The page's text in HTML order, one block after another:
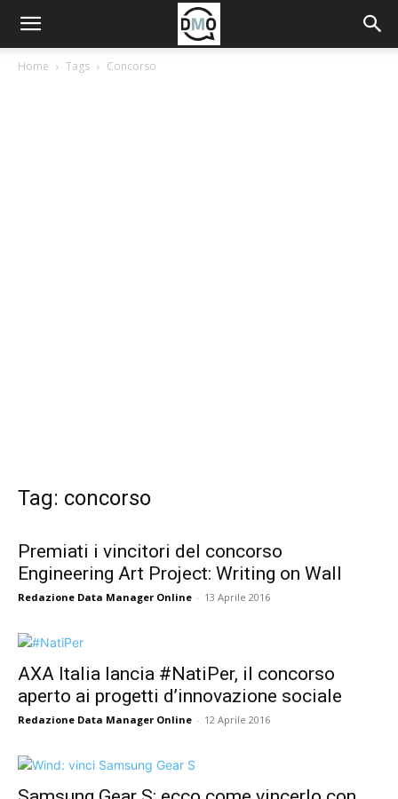
Home Tags Concorso
Tag: concorso
Premiati i vincitori del concorso
Engineering Art Project: Writing on Wall
Redazione Data Manager Online - 13 Aprile 2016
AXA Italia lancia #NatiPer, il concorso
aperto ai progetti d’innovazione sociale
Redazione Data Manager Online - 12 Aprile 2016